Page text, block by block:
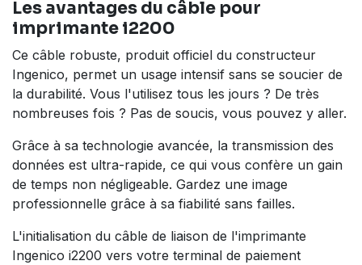
Les avantages du câble pour
imprimante i2200
Ce câble robuste, produit officiel du constructeur
Ingenico, permet un usage intensif sans se soucier de
la durabilité. Vous l'utilisez tous les jours ? De très
nombreuses fois ? Pas de soucis, vous pouvez y aller.
Grâce à sa technologie avancée, la transmission des
données est ultra-rapide, ce qui vous confère un gain
de temps non négligeable. Gardez une image
professionnelle grâce à sa fiabilité sans failles.
L'initialisation du câble de liaison de l'imprimante
Ingenico i2200 vers votre terminal de paiement